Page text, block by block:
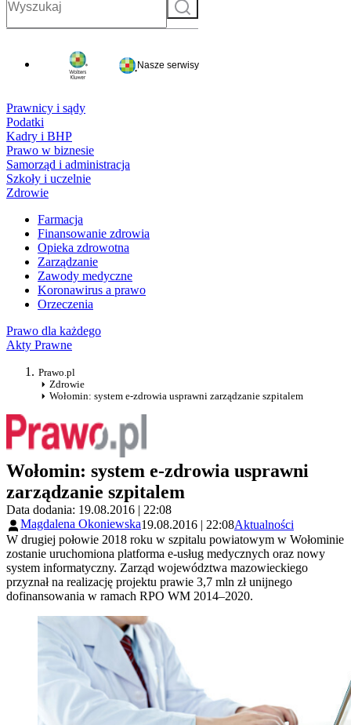
Szukaj
Nasze serwisy
Prawnicy i sądy
Podatki
Kadry i BHP
Prawo w biznesie
Samorząd i administracja
Szkoły i uczelnie
Zdrowie
Farmacja
Finansowanie zdrowia
Opieka zdrowotna
Zarządzanie
Zawody medyczne
Koronawirus a prawo
Orzeczenia
Prawo dla każdego
Akty Prawne
Prawo.pl
Zdrowie
Wołomin: system e-zdrowia usprawni zarządzanie szpitalem
Wołomin: system e-zdrowia usprawni
zarządzanie szpitalem
Data dodania: 19.08.2016 | 22:08
Magdalena Okoniewska19.08.2016 | 22:08Aktualności
W drugiej połowie 2018 roku w szpitalu powiatowym w Wołominie
zostanie uruchomiona platforma e-usług medycznych oraz nowy
system informatyczny. Zarząd województwa mazowieckiego
przyznał na realizację projektu prawie 3,7 mln zł unijnego
dofinansowania w ramach RPO WM 2014–2020.